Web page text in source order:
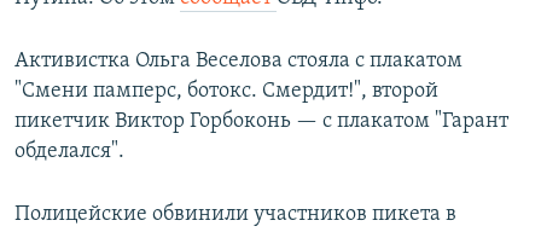
Активистка Ольга Веселова стояла с плакатом
"Смени памперс, ботокс. Смердит!", второй
пикетчик Виктор Горбоконь — с плакатом "Гарант
обделался".
Полицейские обвинили участников пикета в